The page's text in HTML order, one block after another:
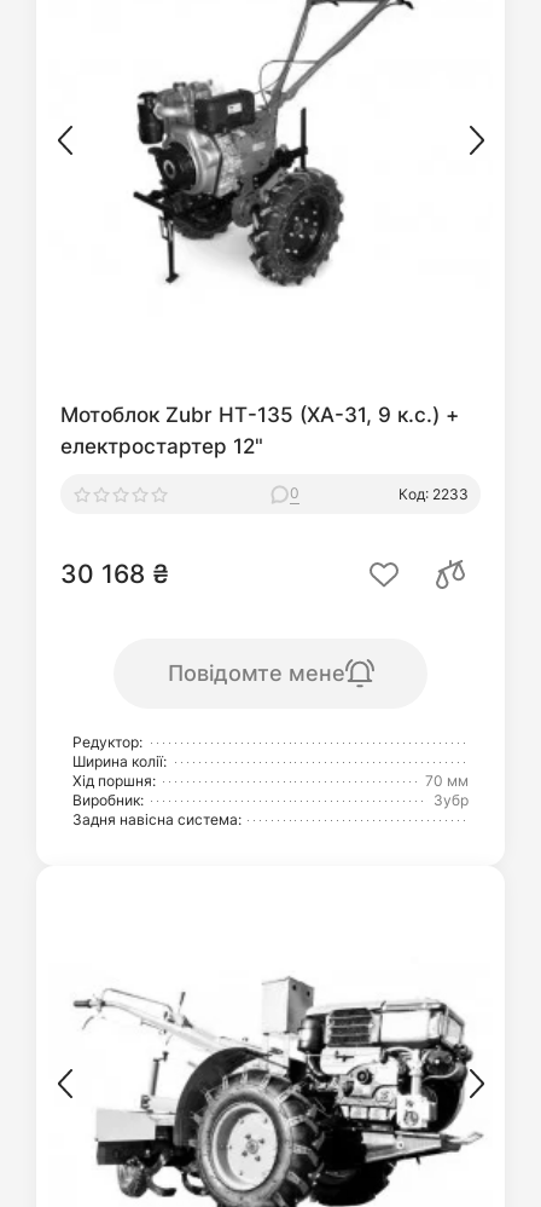
Мотоблок Zubr НТ-135 (XA-31, 9 к.с.) +
електростартер 12"
0 Код: 2233
30 168 ₴
Повідомте мене
Редуктор:
Ширина колії:
Хід поршня:
70 мм
Виробник:
Зубр
Задня навісна система: